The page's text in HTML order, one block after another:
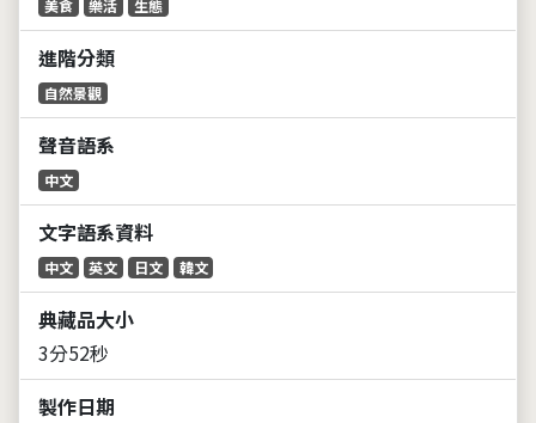
美食 樂活 生態
進階分類
自然景觀
聲音語系
中文
文字語系資料
中文 英文 日文 韓文
典藏品大小
3分52秒
製作日期